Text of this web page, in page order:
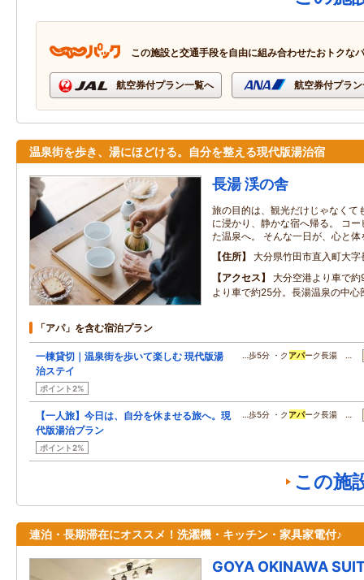
この施設と交通手段を自由に組み合わせたおトクな
航空券付プラン一覧へ 航空券付プラ
温泉街を歩き、湯にほどける。自分を整える現代版湯治宿
長湯 渓の舎
旅の目的は、観光だけじゃなくて
に浸かり、静かな宿へ帰る。 コ
た温泉へ。 そんな一日が、心と
住所
大分県竹田市直入町大字
アクセス
大分空港より車で
より車で約25分。長湯温泉の中心
「アパ」を含む宿泊プラン
一棟貸切｜温泉街を歩いて楽しむ 現代版湯
治ステイ
ポイント2%
…歩5分 ・クアパーク長湯 …
【一人旅】今日は、自分を休ませる旅へ。現
代版湯治プラン
ポイント2%
…歩5分 ・クアパーク長湯 …
この施
連泊・長期滞在にオススメ！洗濯機・キッチン・家具家電付♪
GOYA OKINAWA